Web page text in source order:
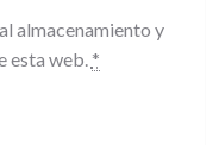
almacenamiento y
esta web. *